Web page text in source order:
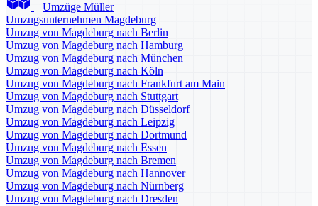
Umzüge Müller
Umzugsunternehmen Magdeburg
Umzug von Magdeburg nach Berlin
Umzug von Magdeburg nach Hamburg
Umzug von Magdeburg nach München
Umzug von Magdeburg nach Köln
Umzug von Magdeburg nach Frankfurt am Main
Umzug von Magdeburg nach Stuttgart
Umzug von Magdeburg nach Düsseldorf
Umzug von Magdeburg nach Leipzig
Umzug von Magdeburg nach Dortmund
Umzug von Magdeburg nach Essen
Umzug von Magdeburg nach Bremen
Umzug von Magdeburg nach Hannover
Umzug von Magdeburg nach Nürnberg
Umzug von Magdeburg nach Dresden